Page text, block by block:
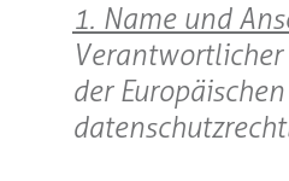
1. Name und
der